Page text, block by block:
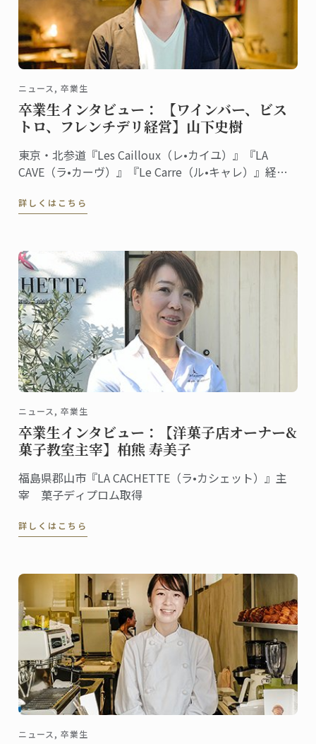
ニュース, 卒業生
卒業生インタビュー： 【ワインバー、ビス
トロ、フレンチデリ経営】山下史樹
東京・北参道『Les Cailloux（レ•カイユ）』『LA
CAVE（ラ•カーヴ）』『Le Carre（ル•キャレ）』経
詳しくはこちら
ニュース, 卒業生
卒業生インタビュー：【洋菓子店オーナー&
菓子教室主宰】柏熊 寿美子
福島県郡山市『LA CACHETTE（ラ•カシェット）』主
宰 菓子ディプロム取得
詳しくはこちら
ニュース, 卒業生